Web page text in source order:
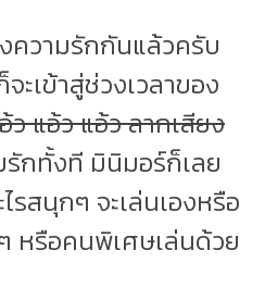
ความรักกันแล้วครับ
ะเข้าสู่ช่วงเวลาของ
ว แอ้ว แอ้ว ลากเสียง
รักทั้งที มินิมอร์ก็เลย
รสนุกๆ จะเล่นเองหรือ
หรือคนพิเศษเล่นด้วย